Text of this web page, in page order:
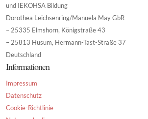
und IEKOHSA Bildung
Dorothea Leichsenring/Manuela May GbR
– 25335 Elmshorn, Königstraße 43
– 25813 Husum, Hermann-Tast-Straße 37
Deutschland
Informationen
Impressum
Datenschutz
Cookie-Richtlinie